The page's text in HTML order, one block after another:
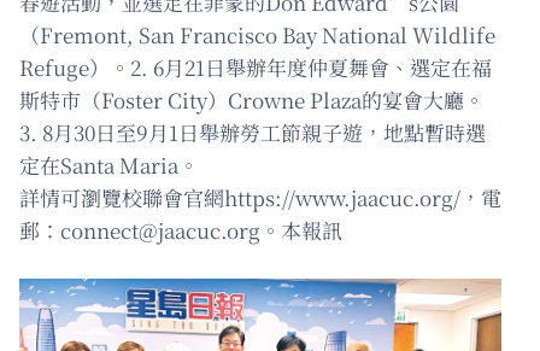
（Fremont, San Francisco Bay National Wildlife
Refuge）。2. 6月21日舉辦年度仲夏舞會、選定在福
斯特市（Foster City）Crowne Plaza的宴會大廳。
3. 8月30日至9月1日舉辦勞工節親子遊，地點暫時選
定在Santa Maria。
詳情可瀏覽校聯會官網https://www.jaacuc.org/，電
郵： connect@jaacuc.org 。本報訊